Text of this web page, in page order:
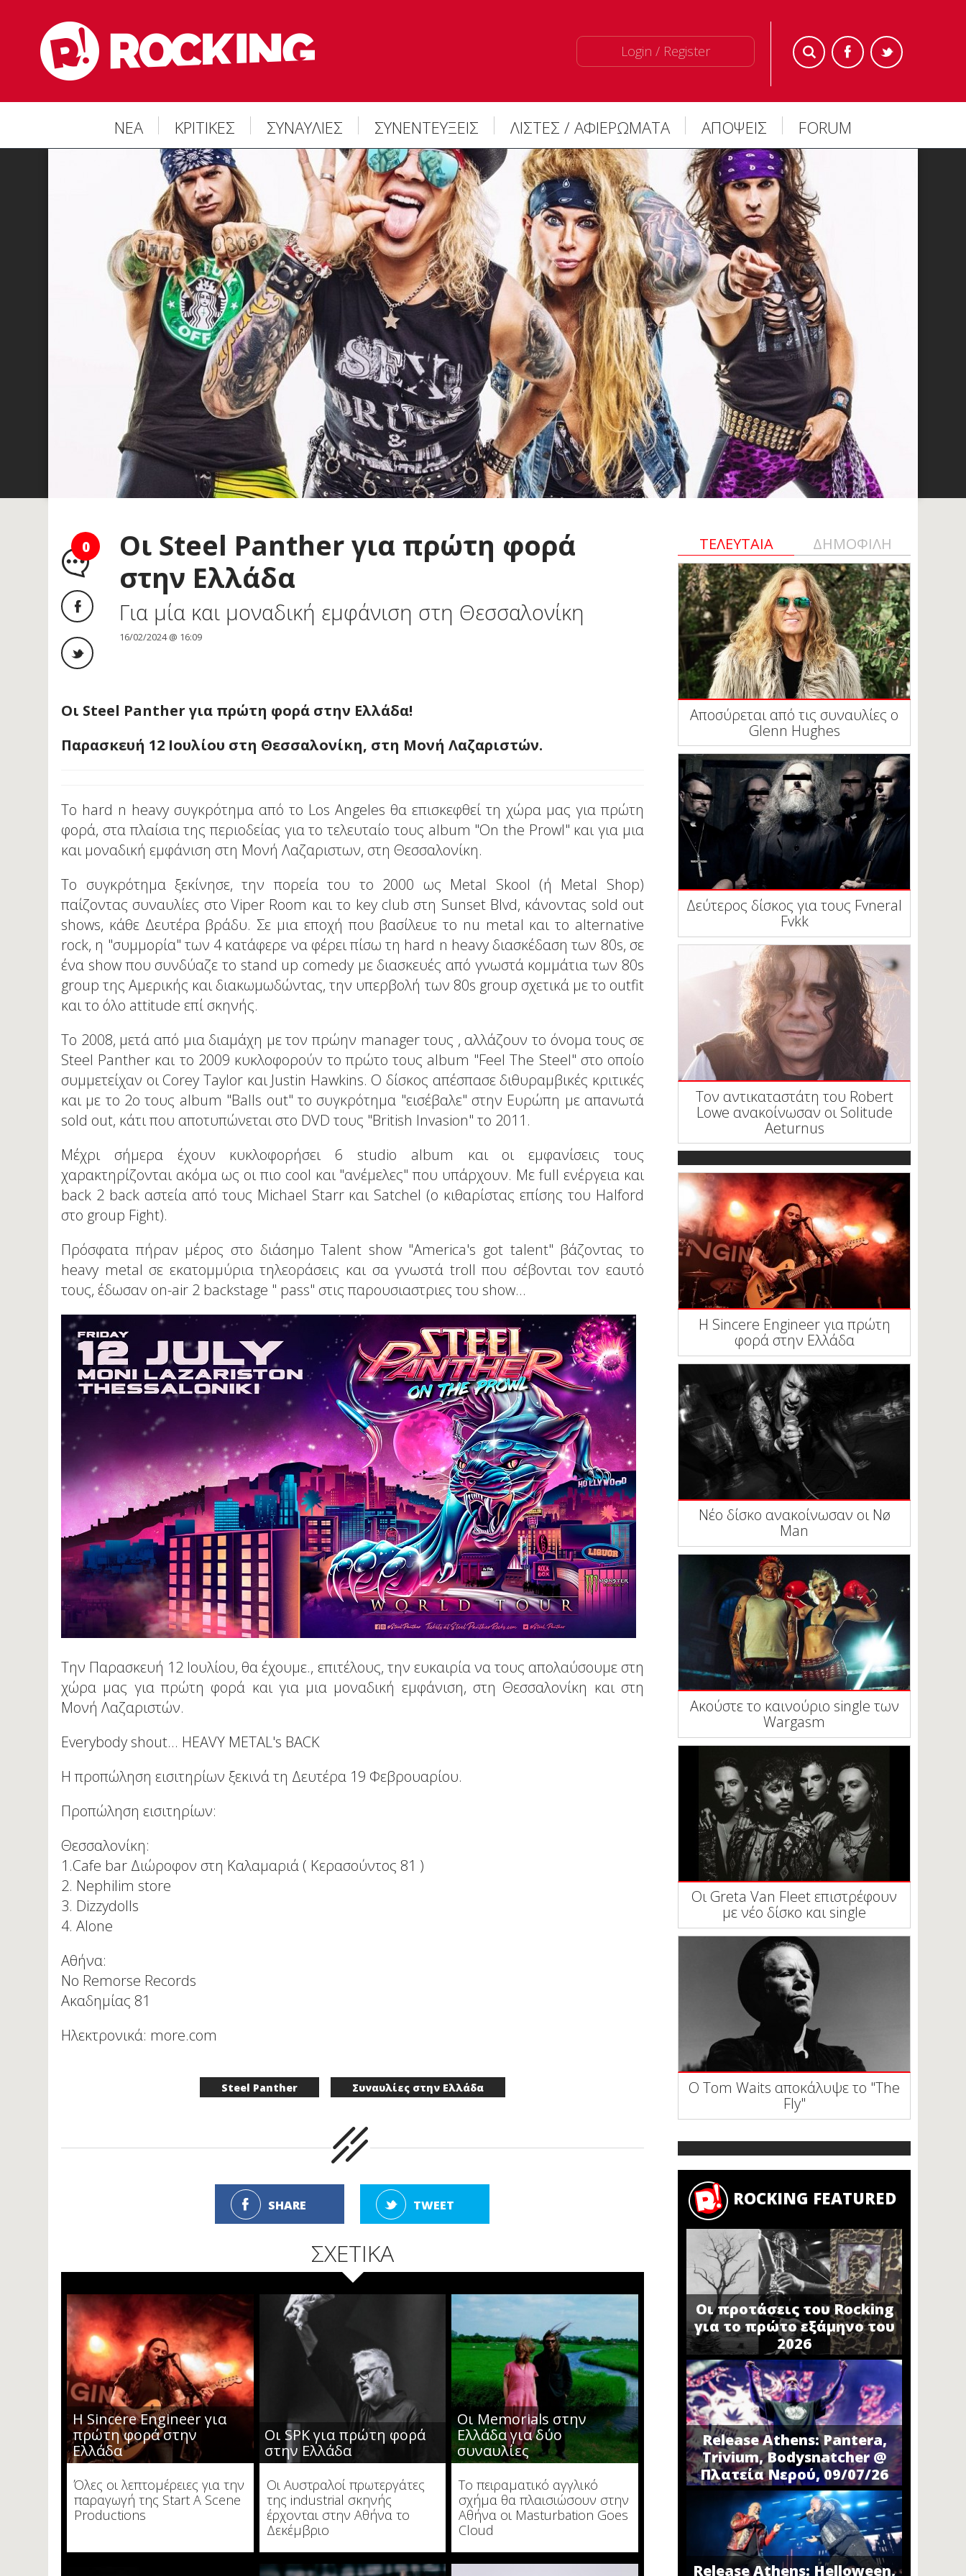
Login / Register
ΝΕΑ ΚΡΙΤΙΚΕΣ ΣΥΝΑΥΛΙΕΣ ΣΥΝΕΝΤΕΥΞΕΙΣ ΛΙΣΤΕΣ / ΑΦΙΕΡΩΜΑΤΑ ΑΠΟΨΕΙΣ FORUM
0
Οι Steel Panther για πρώτη φορά
στην Ελλάδα
Για μία και μοναδική εμφάνιση στη Θεσσαλονίκη
16/02/2024 @ 16:09
Οι Steel Panther για πρώτη φορά στην Ελλάδα!
Παρασκευή 12 Ιουλίου στη Θεσσαλονίκη, στη Μονή Λαζαριστών.
Το hard n heavy συγκρότημα από το Los Angeles θα επισκεφθεί τη χώρα μας για πρώτη
φορά, στα πλαίσια της περιοδείας για το τελευταίο τους album "On the Prowl" και για μια
και μοναδική εμφάνιση στη Μονή Λαζαριστων, στη Θεσσαλονίκη.
Το συγκρότημα ξεκίνησε, την πορεία του το 2000 ως Metal Skool (ή Metal Shop)
παίζοντας συναυλίες στο Viper Room και το key club στη Sunset Blvd, κάνοντας sold out
shows, κάθε Δευτέρα βράδυ. Σε μια εποχή που βασίλευε το nu metal και το alternative
rock, η "συμμορία" των 4 κατάφερε να φέρει πίσω τη hard n heavy διασκέδαση των 80s, σε
ένα show που συνδύαζε το stand up comedy με διασκευές από γνωστά κομμάτια των 80s
group της Αμερικής και διακωμωδώντας, την υπερβολή των 80s group σχετικά με το outfit
και το όλο attitude επί σκηνής.
Το 2008, μετά από μια διαμάχη με τον πρώην manager τους , αλλάζουν το όνομα τους σε
Steel Panther και το 2009 κυκλοφορούν το πρώτο τους album "Feel The Steel" στο οποίο
συμμετείχαν οι Corey Taylor και Justin Hawkins. O δίσκος απέσπασε διθυραμβικές κριτικές
και με το 2o τους album "Balls out" το συγκρότημα "εισέβαλε" στην Ευρώπη με απανωτά
sold out, κάτι που αποτυπώνεται στο DVD τους "British Invasion" το 2011.
Μέχρι σήμερα έχουν κυκλοφορήσει 6 studio album και οι εμφανίσεις τους
χαρακτηρίζονται ακόμα ως οι πιο cool και "ανέμελες" που υπάρχουν. Mε full ενέργεια και
back 2 back αστεία από τους Michael Starr και Satchel (o κιθαρίστας επίσης του Halford
στο group Fight).
Πρόσφατα πήραν μέρος στο διάσημο Talent show "America's got talent" βάζοντας το
heavy metal σε εκατομμύρια τηλεοράσεις και σα γνωστά troll που σέβονται τον εαυτό
τους, έδωσαν on-air 2 backstage " pass" στις παρουσιαστριες του show...
Την Παρασκευή 12 Ιουλίου, θα έχουμε., επιτέλους, την ευκαιρία να τους απολαύσουμε στη
χώρα μας για πρώτη φορά και για μια μοναδική εμφάνιση, στη Θεσσαλονίκη και στη
Μονή Λαζαριστών.
Everybody shout... HEAVY METAL's BACK
Η προπώληση εισιτηρίων ξεκινά τη Δευτέρα 19 Φεβρουαρίου.
Προπώληση εισιτηρίων:
Θεσσαλονίκη:
1.Cafe bar Διώροφον στη Καλαμαριά ( Κερασούντος 81 )
2. Nephilim store
3. Dizzydolls
4. Alone
Αθήνα:
Νο Remorse Records
Ακαδημίας 81
Ηλεκτρονικά: more.com
Steel Panther Συναυλίες στην Ελλάδα
SHARE TWEET
ΣΧΕΤΙΚΑ
Η Sincere Engineer για
πρώτη φορά στην
Ελλάδα
Όλες οι λεπτομέρειες για την
παραγωγή της Start A Scene
Productions
Οι SPK για πρώτη φορά
στην Ελλάδα
Οι Αυστραλοί πρωτεργάτες
της industrial σκηνής
έρχονται στην Αθήνα το
Δεκέμβριο
Οι Memorials στην
Ελλάδα για δύο
συναυλίες
Το πειραματικό αγγλικό
σχήμα θα πλαισιώσουν στην
Αθήνα οι Masturbation Goes
Cloud
ΤΕΛΕΥΤΑΙΑ ΔΗΜΟΦΙΛΗ
Αποσύρεται από τις συναυλίες ο
Glenn Hughes
Δεύτερος δίσκος για τους Fvneral
Fvkk
Τον αντικαταστάτη του Robert
Lowe ανακοίνωσαν οι Solitude
Aeturnus
Η Sincere Engineer για πρώτη
φορά στην Ελλάδα
Νέο δίσκο ανακοίνωσαν οι Nø
Man
Ακούστε το καινούριο single των
Wargasm
Οι Greta Van Fleet επιστρέφουν
με νέο δίσκο και single
Ο Tom Waits αποκάλυψε το "The
Fly"
ROCKING FEATURED
Οι προτάσεις του Rocking
για το πρώτο εξάμηνο του
2026
Release Athens: Pantera,
Trivium, Bodysnatcher @
Πλατεία Νερού, 09/07/26
Release Athens: Helloween,